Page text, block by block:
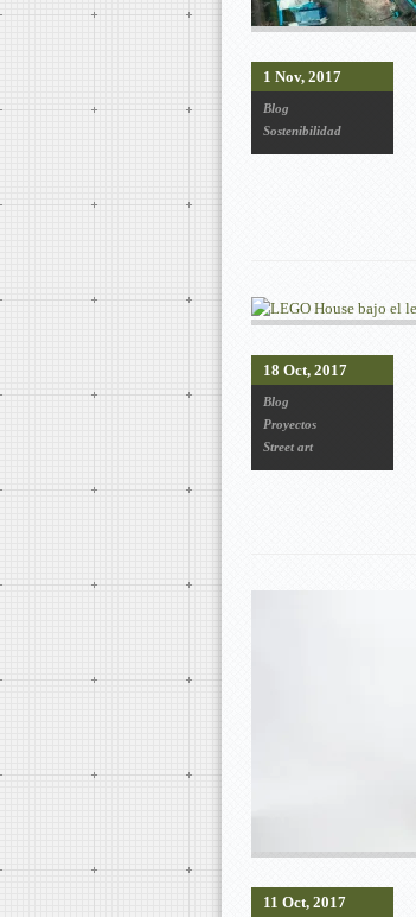
1 Nov, 2017
Blog
Sostenibilidad
18 Oct, 2017
Blog
Proyectos
Street art
11 Oct, 2017